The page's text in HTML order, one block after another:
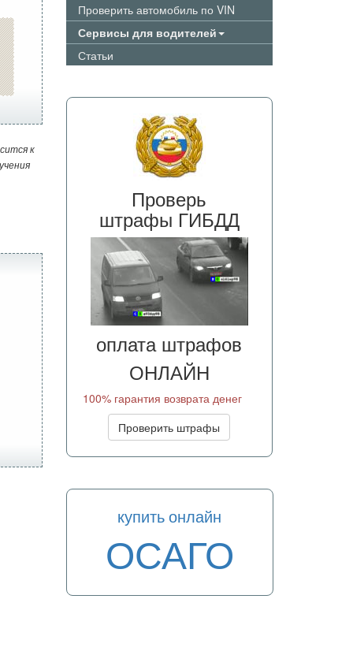
к
Проверить автомобиль по VIN
Сервисы для водителей
Статьи
Проверь
штрафы ГИБДД
оплата штрафов
ОНЛАЙН
100% гарантия возврата денег
Проверить штрафы
купить онлайн
ОСАГО